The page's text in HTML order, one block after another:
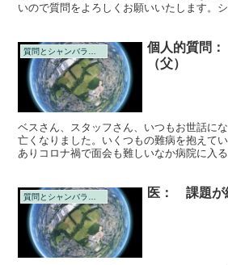
いので質問をよろしくお願いいたします。
名ルイ担任教師マルコ 私はリカちゃん人形
質問とシャンバラの回答
個人的質問
（父）
ベスさん、スタッフさん、いつもお世話に
亡くなりました。いくつもの難病を抱えて
ありコロナ禍で面会も難しいなか病院に入
しディ・ケアに行きながら家族で看護をし
質問とシャンバラの回答 医： 課題が